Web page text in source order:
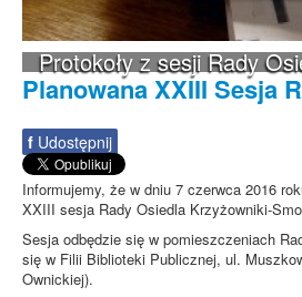
Protokoły z sesji Rady
Planowana XXIII Sesja
f Udostępnij
Informujemy, że w dniu 7 czerwca 2016
XXIII sesja Rady Osiedla Krzyżowniki-
Sesja odbędzie się w pomieszczeniach
się w Filii Biblioteki Publicznej, ul.
Ownickiej).